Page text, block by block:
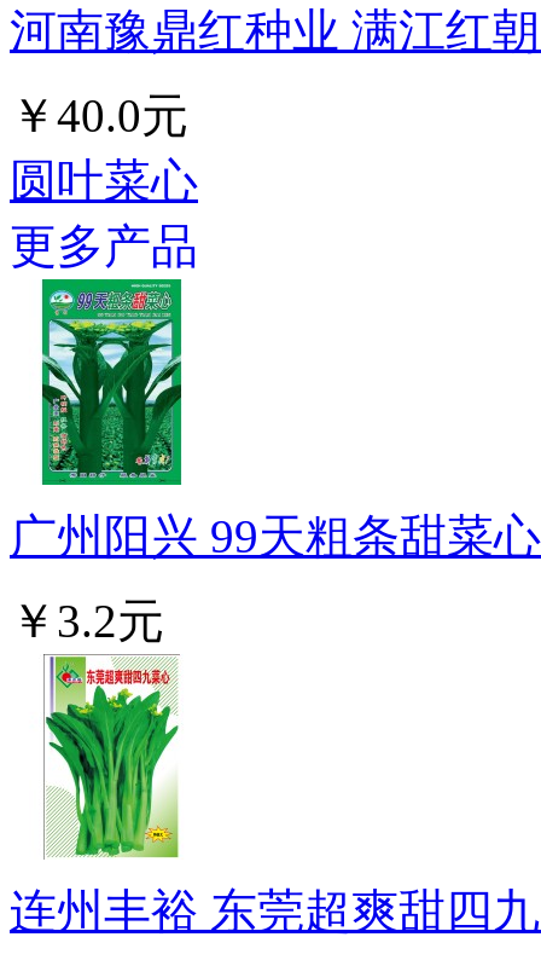
河南豫鼎红种业 满江红
￥40.0元
圆叶菜心
更多产品
广州阳兴 99天粗条甜菜
￥3.2元
连州丰裕 东莞超爽甜四